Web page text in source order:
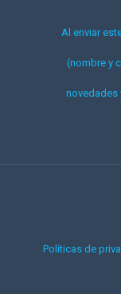
Al enviar
(nombre y
novedades
Políticas de